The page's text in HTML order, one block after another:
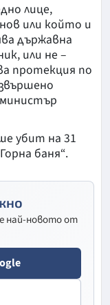
лице,
или който и
държавна
или не –
протекция по
министър
убит на 31
баня“.
най-новото от